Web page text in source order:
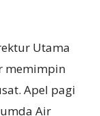
Utama
memimpin
Apel pagi
Air